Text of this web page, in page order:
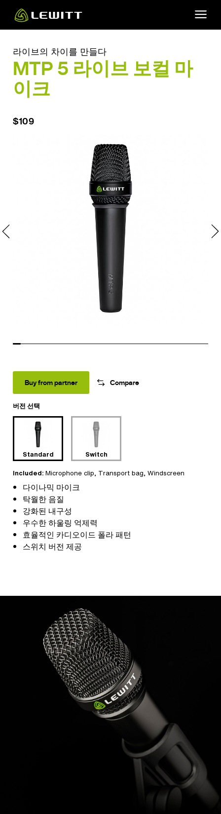
main
라이브의 차이를 만들다
MTP 5 라이브 보컬 마
이크
다이나믹 마이크
탁월한 음질
강화된 내구성
우수한 하울링 억제력
효율적인 카디오이드 폴라 패턴
스위치 버전 제공
Included: Microphone clip, Transport bag, Windscreen
$109
버전 선택
Standard Switch
Buy from partner Compare